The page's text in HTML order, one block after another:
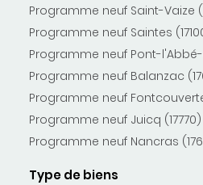
Programme neuf Saint-Vaize
Programme neuf Saintes
Programme neuf Pont-
Programme neuf Balanzac
Programme neuf Fontcouverte
Programme neuf Juicq (17770)
Programme neuf Nancras
Type de biens